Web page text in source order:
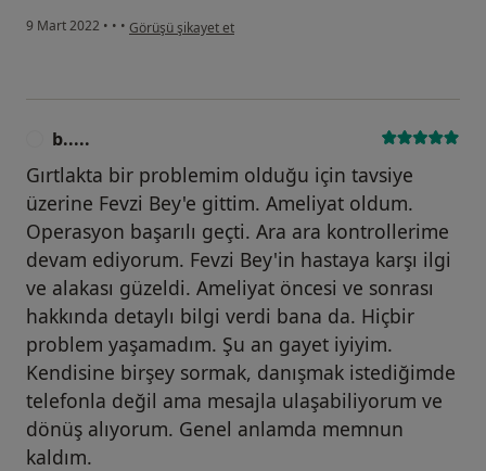
9 Mart 2022 • • • kullanıcının görüşüne göre k.....
Görüşü şikayet et
b.....
Gırtlakta bir problemim olduğu için tavsiye
üzerine Fevzi Bey'e gittim. Ameliyat oldum.
Operasyon başarılı geçti. Ara ara kontrollerime
devam ediyorum. Fevzi Bey'in hastaya karşı ilgi
ve alakası güzeldi. Ameliyat öncesi ve sonrası
hakkında detaylı bilgi verdi bana da. Hiçbir
problem yaşamadım. Şu an gayet iyiyim.
Kendisine birşey sormak, danışmak istediğimde
telefonla değil ama mesajla ulaşabiliyorum ve
dönüş alıyorum. Genel anlamda memnun
kaldım.